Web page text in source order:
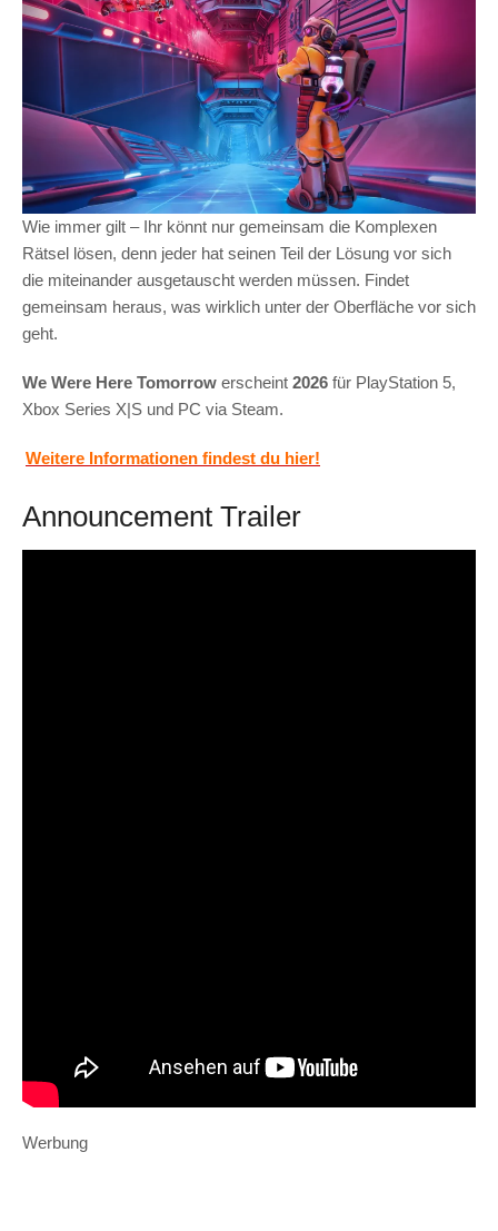
Wie immer gilt – Ihr könnt nur gemeinsam die Komplexen
Rätsel lösen, denn jeder hat seinen Teil der Lösung vor sich
die miteinander ausgetauscht werden müssen. Findet
gemeinsam heraus, was wirklich unter der Oberfläche vor sich
geht.
We Were Here Tomorrow erscheint 2026 für PlayStation 5,
Xbox Series X|S und PC via Steam.
Weitere Informationen findest du hier!
Announcement Trailer
Werbung